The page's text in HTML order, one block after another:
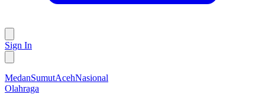
Sign In
MedanSumutAcehNasional
Olahraga